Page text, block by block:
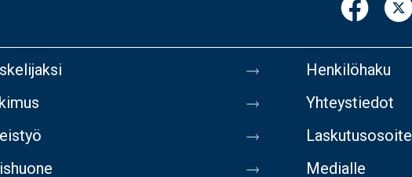
Henkilöhaku
Yhteystiedot
Laskutusosoite
Medialle